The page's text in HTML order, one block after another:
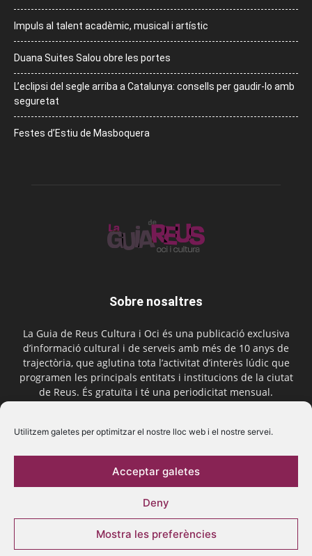
Utilitzem galetes per optimitzar el nostre lloc web i el nostre servei.
Acceptar galetes
Deny
Mostra les preferències
Impuls al talent acadèmic, musical i artístic
Duana Suites Salou obre les portes
L’eclipsi del segle arriba a Catalunya: consells per gaudir-lo amb
seguretat
Festes d’Estiu de Masboquera
Sobre nosaltres
La Guia de Reus Cultura i Oci és una publicació exclusiva
d’informació cultural i de serveis amb més de 10 anys de
trajectòria, que aglutina tota l’activitat d’interès lúdic que
programen les principals entitats i institucions de la ciutat
de Reus. És gratuïta i té una periodicitat mensual.
Segueix-nos